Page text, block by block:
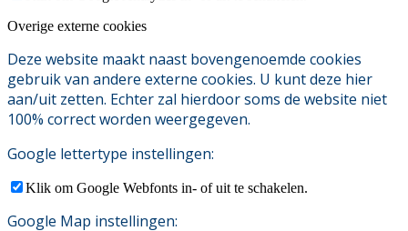
Overige externe cookies
Deze website maakt naast bovengenoemde cookies
gebruik van andere externe cookies. U kunt deze hier
aan/uit zetten. Echter zal hierdoor soms de website niet
100% correct worden weergegeven.
Google lettertype instellingen:
Klik om Google Webfonts in- of uit te schakelen.
Google Map instellingen: